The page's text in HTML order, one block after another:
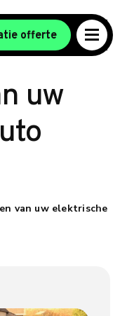
offerte
uw
van uw elektrische